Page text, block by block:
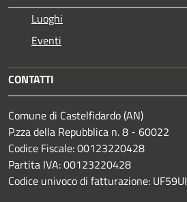
Luoghi
Eventi
CONTATTI
Comune di Castelfidardo (AN)
P.zza della Repubblica n. 8 - 60022
Codice Fiscale: 00123220428
Partita IVA: 00123220428
Codice univoco di fatturazione: UF59UI